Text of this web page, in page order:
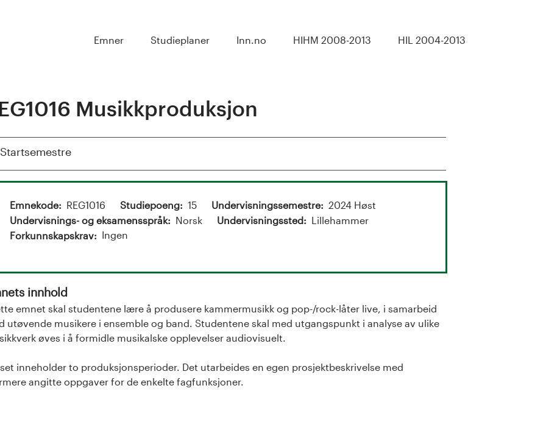
Emner Studieplaner Inn.no HIHM 2008-2013 HIL 2004-2013
Musikkproduksjon
Vis
Startsemestre
Emnekode REG1016 Studiepoeng 15 Undervisningssemestre
2024 Høst
Undervisnings- og eksamensspråk
Norsk Undervisningssted
Lillehammer
Forkunnskapskrav
Ingen
innhold
emnet skal studentene lære å produsere kammermusikk og pop-/rock-låter live, i samarbeid
utøvende musikere i ensemble og band. Studentene skal med utgangspunkt i analyse av ulike
øves i å formidle musikalske opplevelser audiovisuelt.
inneholder to produksjonsperioder. Det utarbeides en egen prosjektbeskrivelse med
angitte oppgaver for de enkelte fagfunksjoner.